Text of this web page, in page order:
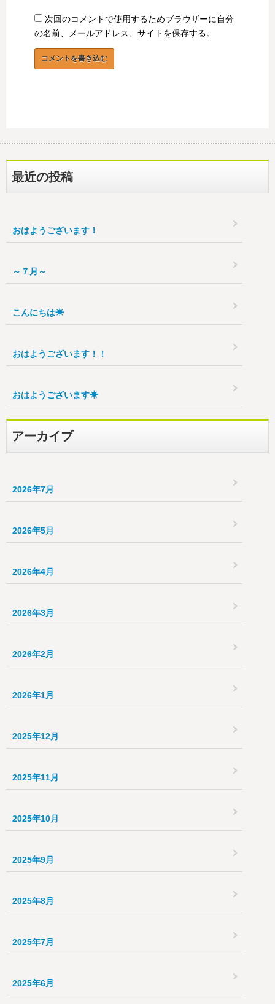
次回のコメントで使用するためブラウザーに自分
の名前、メールアドレス、サイトを保存する。
最近の投稿
おはようございます！
～７月～
こんにちは☀
おはようございます！！
おはようございます☀
アーカイブ
2026年7月
2026年5月
2026年4月
2026年3月
2026年2月
2026年1月
2025年12月
2025年11月
2025年10月
2025年9月
2025年8月
2025年7月
2025年6月